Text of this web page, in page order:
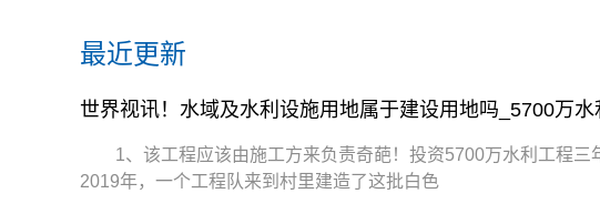
最近更新
世界视讯！水域及水利设施用地属于建设用地吗_5700万
1、该工程应该由施工方来负责奇葩！投资5700万水利工程三
2019年，一个工程队来到村里建造了这批白色